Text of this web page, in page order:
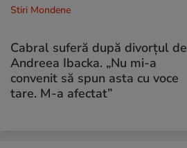
Stiri Mondene
Cabral suferă după divorțul de
Andreea Ibacka. „Nu mi-a
convenit să spun asta cu voce
tare. M-a afectat”